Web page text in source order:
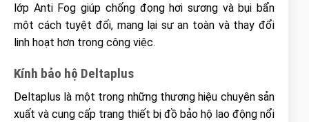
lớp Anti Fog giúp chống đọng hơi sương và bụi bẩn
một cách tuyệt đối, mang lại sự an toàn và thay đổi
linh hoạt hơn trong công việc.
Kính bảo hộ Deltaplus
Deltaplus là một trong những thương hiệu chuyên sản
xuất và cung cấp trang thiết bị đồ bảo hộ lao động nổi